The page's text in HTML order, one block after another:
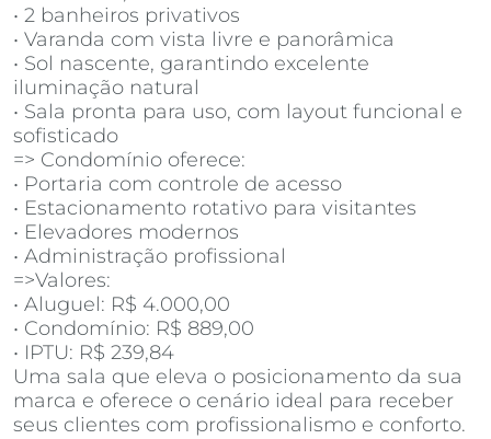
• 2 banheiros privativos
• Varanda com vista livre e panorâmica
• Sol nascente, garantindo excelente
iluminação natural
• Sala pronta para uso, com layout funcional e
sofisticado
=> Condomínio oferece:
• Portaria com controle de acesso
• Estacionamento rotativo para visitantes
• Elevadores modernos
• Administração profissional
=>Valores:
• Aluguel: R$ 4.000,00
• Condomínio: R$ 889,00
• IPTU: R$ 239,84
Uma sala que eleva o posicionamento da sua
marca e oferece o cenário ideal para receber
seus clientes com profissionalismo e conforto.